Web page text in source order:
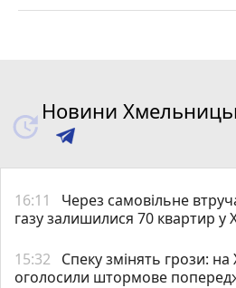
Новини
16:11
Через самовільне
газу залишилися 70 квартир
15:32
Спеку змінять грози:
оголосили штормове